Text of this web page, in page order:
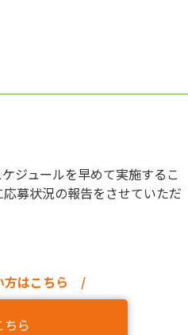
ジュールを早めて実施するこ
募状況の報告をさせていただ
方はこちら /
ちら